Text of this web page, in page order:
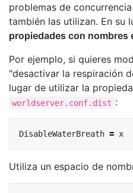
problemas de
también las utilizan. En su
propiedades con nombres
Por ejemplo, si quieres
"desactivar la respiración
lugar de utilizar la
worldserver.conf.dist :
DisableWaterBreath = x
Utiliza un espacio de